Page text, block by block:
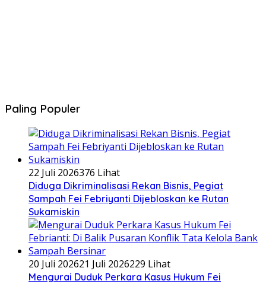
Paling Populer
22 Juli 2026376 Lihat
Diduga Dikriminalisasi Rekan Bisnis, Pegiat
Sampah Fei Febriyanti Dijebloskan ke Rutan
Sukamiskin
20 Juli 202621 Juli 2026229 Lihat
​Mengurai Duduk Perkara Kasus Hukum Fei